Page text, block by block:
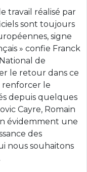
travail réalisé par
sont toujours
signe
» confie Franck
de
le retour dans ce
renforcer le
depuis quelques
Cayre, Romain
évidemment une
des
nous souhaitons